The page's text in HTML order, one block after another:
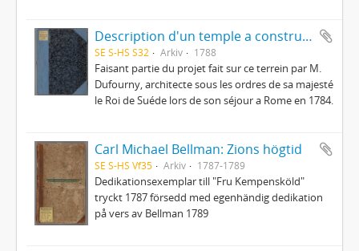
Description d'un temple a construire dans le Jardin d'Haga
SE S-HS S32 Arkiv 1788
Faisant partie du projet fait sur ce terrein par M.
Dufourny, architecte sous les ordres de sa majesté
le Roi de Suéde lors de son séjour a Rome en 1784.
Carl Michael Bellman: Zions högtid
SE S-HS Vf35 Arkiv 1787-1789
Dedikationsexemplar till "Fru Kempensköld"
tryckt 1787 försedd med egenhändig dedikation
på vers av Bellman 1789